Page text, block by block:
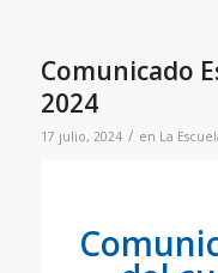
Comunicado
2024
17 julio, 2024 / en La